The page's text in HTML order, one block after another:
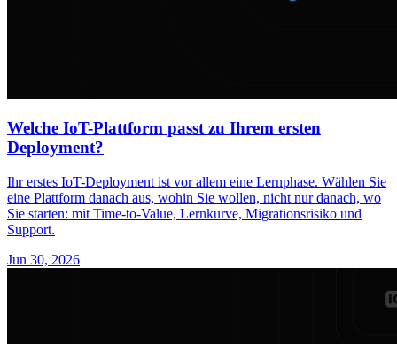
Welche IoT-Plattform passt zu Ihrem ersten
Deployment?
Ihr erstes IoT-Deployment ist vor allem eine Lernphase. Wählen Sie
eine Plattform danach aus, wohin Sie wollen, nicht nur danach, wo
Sie starten: mit Time-to-Value, Lernkurve, Migrationsrisiko und
Support.
Jun 30, 2026